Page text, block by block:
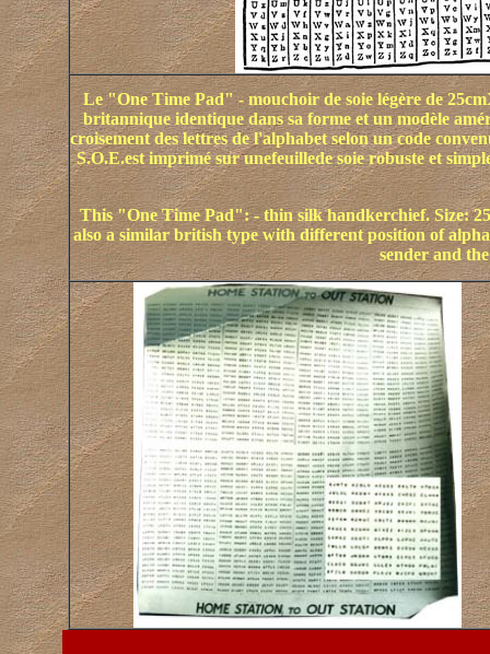
Le "One Time Pad" - mouchoir de soie légère de
britannique identique dans sa forme et un modèle
croisement des lettres de l'alphabet selon un code
S.O.E.est imprimé sur unefeuillede soie robuste et
This "One TimePad":- thin silk handkerchief. Size:
also a similar british type with different position of
sender and